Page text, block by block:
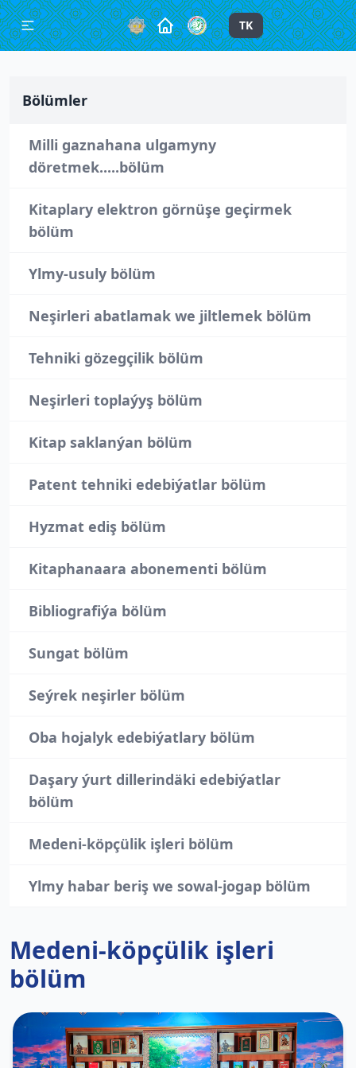
TK
Medeni-köpçülik işleri
bölüm
Bölümler
Milli gaznahana ulgamyny
döretmek.....bölüm
Kitaplary elektron görnüşe geçirmek
bölüm
Ylmy-usuly bölüm
Neşirleri abatlamak we jiltlemek bölüm
Tehniki gözegçilik bölüm
Neşirleri toplaýyş bölüm
Kitap saklanýan bölüm
Patent tehniki edebiýatlar bölüm
Hyzmat ediş bölüm
Kitaphanaara abonementi bölüm
Bibliografiýa bölüm
Sungat bölüm
Seýrek neşirler bölüm
Oba hojalyk edebiýatlary bölüm
Daşary ýurt dillerindäki edebiýatlar
bölüm
Medeni-köpçülik işleri bölüm
Ylmy habar beriş we sowal-jogap bölüm